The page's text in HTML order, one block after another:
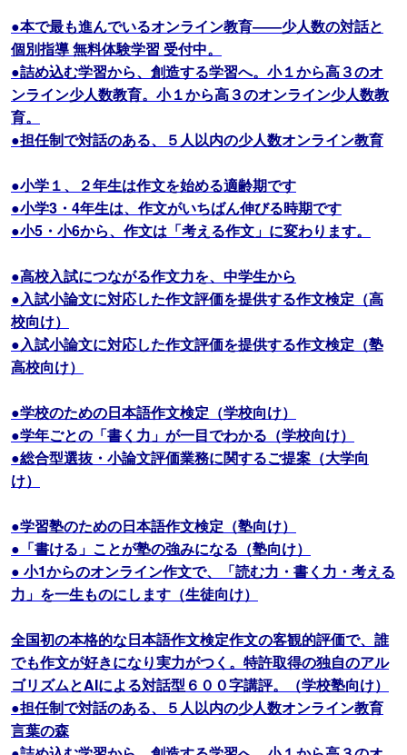
●本で最も進んでいるオンライン教育――少人数の対話と
個別指導 無料体験学習 受付中。
●詰め込む学習から、創造する学習へ。小１から高３のオ
ンライン少人数教育。小１から高３のオンライン少人数教
育。
●担任制で対話のある、５人以内の少人数オンライン教育
●小学１、２年生は作文を始める適齢期です
●小学3・4年生は、作文がいちばん伸びる時期です
●小5・小6から、作文は「考える作文」に変わります。
●高校入試につながる作文力を、中学生から
●入試小論文に対応した作文評価を提供する作文検定（高
校向け）
●入試小論文に対応した作文評価を提供する作文検定（塾
高校向け）
●学校のための日本語作文検定（学校向け）
●学年ごとの「書く力」が一目でわかる（学校向け）
●総合型選抜・小論文評価業務に関するご提案（大学向
け）
●学習塾のための日本語作文検定（塾向け）
●「書ける」ことが塾の強みになる（塾向け）
● 小1からのオンライン作文で、「読む力・書く力・考える
力」を一生ものにします（生徒向け）
全国初の本格的な日本語作文検定作文の客観的評価で、誰
でも作文が好きになり実力がつく。特許取得の独自のアル
ゴリズムとAIによる対話型６００字講評。（学校塾向け）
●担任制で対話のある、５人以内の少人数オンライン教育
言葉の森